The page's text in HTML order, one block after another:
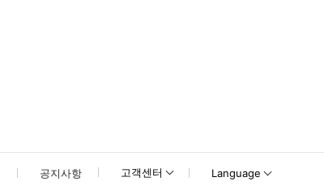
공지사항 고객센터 Language